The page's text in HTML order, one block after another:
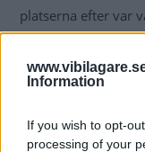
Information
If you wish to opt-
processing of your
platserna efter var
stationer i Sverige.
2020. På den
att genomföra